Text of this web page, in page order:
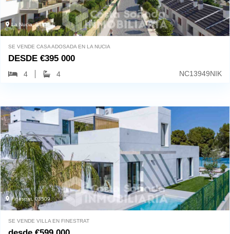
La Nucia, 03530
SE VENDE CASA ADOSADA EN LA NUCIA
DESDE €395 000
4 4 NC13949NIK
Finestrat, 03509
SE VENDE VILLA EN FINESTRAT